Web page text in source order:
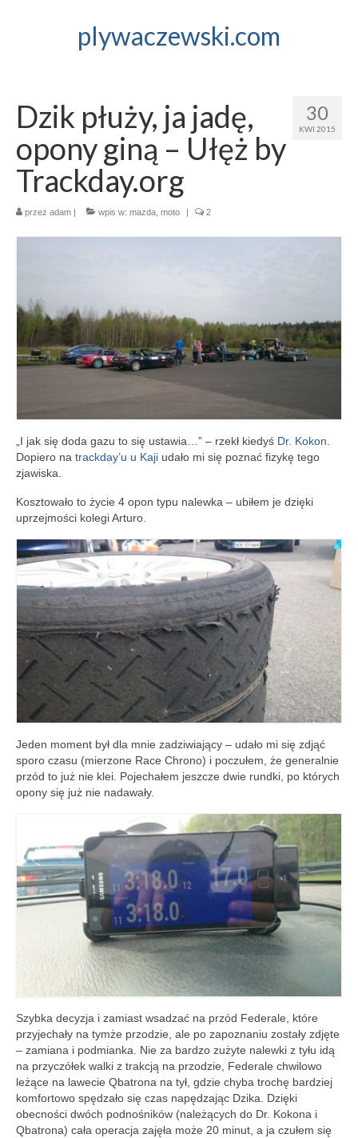
plywaczewski.com
30
KWI 2015
Dzik płuży, ja jadę,
opony giną – Ułęż by
Trackday.org
przez adam | wpis w: mazda moto | 2
„I jak się doda gazu to się ustawia…” – rzekł kiedyś Dr. Kokon.
Dopiero na trackday’u u Kaji udało mi się poznać fizykę tego
zjawiska.
Kosztowało to życie 4 opon typu nalewka – ubiłem je dzięki
uprzejmości kolegi Arturo.
Jeden moment był dla mnie zadziwiający – udało mi się zdjąć
sporo czasu (mierzone Race Chrono) i poczułem, że generalnie
przód to już nie klei. Pojechałem jeszcze dwie rundki, po których
opony się już nie nadawały.
Szybka decyzja i zamiast wsadzać na przód Federale, które
przyjechały na tymże przodzie, ale po zapoznaniu zostały zdjęte
– zamiana i podmianka. Nie za bardzo zużyte nalewki z tyłu idą
na przyczółek walki z trakcją na przodzie, Federale chwilowo
leżące na lawecie Qbatrona na tył, gdzie chyba trochę bardziej
komfortowo spędzało się czas napędzając Dzika. Dzięki
obecności dwóch podnośników (należących do Dr. Kokona i
Qbatrona) cała operacja zajęła może 20 minut, a ja czułem się